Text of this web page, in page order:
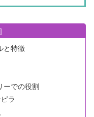
と特徴
ーでの役割
ラ